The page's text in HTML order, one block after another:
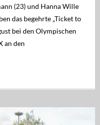
(23) und Hanna Wille
das begehrte „Ticket to
bei den Olympischen
an den